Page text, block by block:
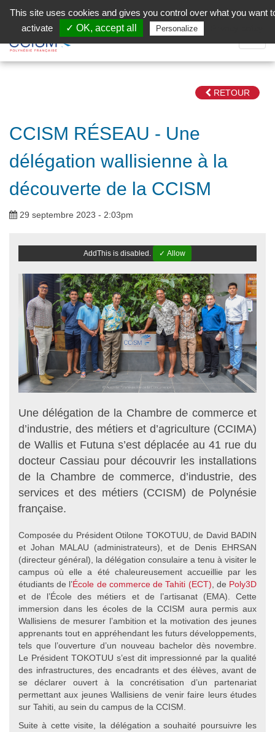
Facebook (Customer Chat) is disabled.
la
RETOUR
CCISM RÉSEAU - Une
délégation wallisienne à la
découverte de la CCISM
29 septembre 2023 - 2:03pm
AddThis is disabled. ✓ Allow
Une délégation de la Chambre de commerce et
d’industrie, des métiers et d’agriculture (CCIMA)
de Wallis et Futuna s’est déplacée au 41 rue du
docteur Cassiau pour découvrir les installations
de la Chambre de commerce, d’industrie, des
services et des métiers (CCISM) de Polynésie
française.
Composée du Président Otilone TOKOTUU, de David BADIN
et Johan MALAU (administrateurs), et de Denis EHRSAN
(directeur général), la délégation consulaire a tenu à visiter le
campus où elle a été chaleureusement accueillie par les
étudiants de l’École de commerce de Tahiti (ECT) , de Poly3D
et de l’École des métiers et de l’artisanat (EMA). Cette
immersion dans les écoles de la CCISM aura permis aux
Wallisiens de mesurer l’ambition et la motivation des jeunes
apprenants tout en appréhendant les futurs développements,
tels que l’ouverture d’un nouveau bachelor dès novembre.
Le Président TOKOTUU s’est dit impressionné par la qualité
des infrastructures, des encadrants et des élèves, avant de
se déclarer ouvert à la concrétisation d’un partenariat
permettant aux jeunes Wallisiens de venir faire leurs études
sur Tahiti, au sein du campus de la CCISM.
Suite à cette visite, la délégation a souhaité poursuivre les
This site uses cookies and gives you control over what you want
activate
✓ OK, accept all Personalize